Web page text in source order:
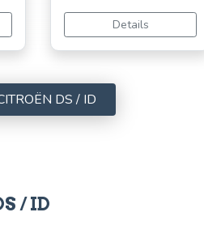
Details
DS / ID
/ ID